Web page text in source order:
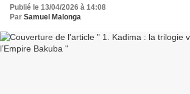
Publié le 13/04/2026 à 14:08
Par Samuel Malonga